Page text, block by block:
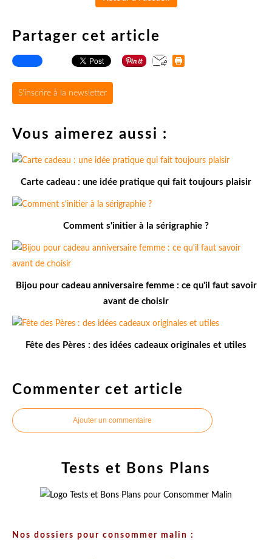
Partager cet article
S'inscrire à la newsletter
Vous aimerez aussi :
Carte cadeau : une idée pratique qui fait toujours plaisir
Comment s'initier à la sérigraphie ?
Bijou pour cadeau anniversaire femme : ce qu'il faut savoir
avant de choisir
Fête des Pères : des idées cadeaux originales et utiles
Commenter cet article
Ajouter un commentaire
Tests et Bons Plans
Nos dossiers pour consommer malin :